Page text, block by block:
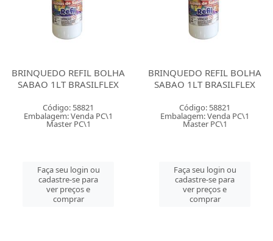
BRINQUEDO REFIL BOLHA
SABAO 1LT BRASILFLEX
Código: 58821
Embalagem: Venda PC\1
Master PC\1
Faça seu login ou
cadastre-se para
ver preços e
comprar
BRINQUEDO REFIL BOLHA
SABAO 1LT BRASILFLEX
Código: 58821
Embalagem: Venda PC\1
Master PC\1
Faça seu login ou
cadastre-se para
ver preços e
comprar